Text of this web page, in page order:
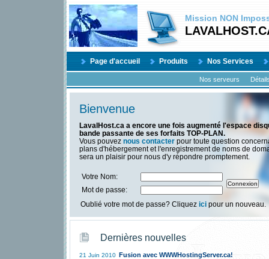
Mission NON
Page d'accueil Produits Nos Services
Nos serveurs
Bienvenue
LavalHost.ca a encore une fois augmenté l'espace
bande passante de ses forfaits TOP-PLAN.
Vous pouvez nous contacter pour toute question
plans d'hébergement et l'enregistrement de noms de
sera un plaisir pour nous d'y répondre promptement.
Votre Nom:
Mot de passe:
Oublié votre mot de passe? Cliquez ici pour un nouveau.
Dernières nouvelles
21 Juin 2010 Fusion avec WWWHostingServer.ca!